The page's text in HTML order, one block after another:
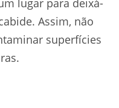
lugar para deixá-
Assim, não
superfícies